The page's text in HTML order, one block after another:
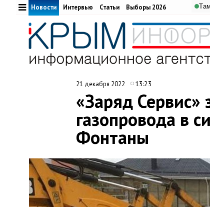
Новости Интервью Статьи Выборы 2026
21 декабря 2022 13:23
«Заряд Сервис»
газопровода в
Фонтаны